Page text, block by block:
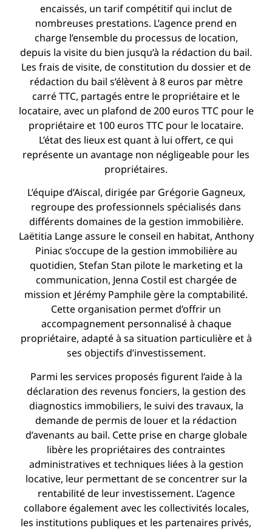
encaissés, un tarif compétitif qui inclut de
nombreuses prestations. L’agence prend en
charge l’ensemble du processus de location,
depuis la visite du bien jusqu’à la rédaction du bail.
Les frais de visite, de constitution du dossier et de
rédaction du bail s’élèvent à 8 euros par mètre
carré TTC, partagés entre le propriétaire et le
locataire, avec un plafond de 200 euros TTC pour le
propriétaire et 100 euros TTC pour le locataire.
L’état des lieux est quant à lui offert, ce qui
représente un avantage non négligeable pour les
propriétaires.
L’équipe d’Aiscal, dirigée par Grégorie Gagneux,
regroupe des professionnels spécialisés dans
différents domaines de la gestion immobilière.
Laëtitia Lange assure le conseil en habitat, Anthony
Piniac s’occupe de la gestion immobilière au
quotidien, Stefan Stan pilote le marketing et la
communication, Jenna Costil est chargée de
mission et Jérémy Pamphile gère la comptabilité.
Cette organisation permet d’offrir un
accompagnement personnalisé à chaque
propriétaire, adapté à sa situation particulière et à
ses objectifs d’investissement.
Parmi les services proposés figurent l’aide à la
déclaration des revenus fonciers, la gestion des
diagnostics immobiliers, le suivi des travaux, la
demande de permis de louer et la rédaction
d’avenants au bail. Cette prise en charge globale
libère les propriétaires des contraintes
administratives et techniques liées à la gestion
locative, leur permettant de se concentrer sur la
rentabilité de leur investissement. L’agence
collabore également avec les collectivités locales,
les institutions publiques et les partenaires privés,